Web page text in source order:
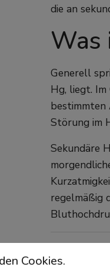
die an
Was
Generell
Hg, liegt.
bestimmten
Störung im
Sekundäre
regelmäßig
Sie haben
Cookies.